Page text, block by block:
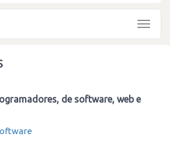
Toggle
de software, web e